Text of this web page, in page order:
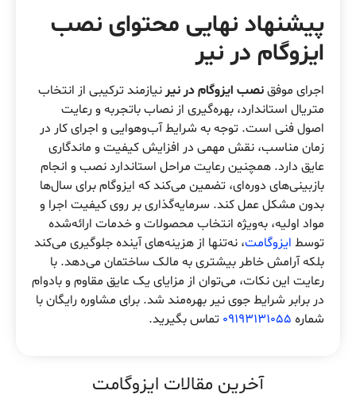
پیشنهاد نهایی محتوای نصب
ایزوگام در نیر
اجرای موفقنصب ایزوگام در نیر نیازمند ترکیبی از انتخاب
متریال استاندارد، بهره‌گیری از نصاب باتجربه و رعایت
اصول فنی است. توجه به شرایط آب‌وهوایی و اجرای کار در
زمان مناسب، نقش مهمی در افزایش کیفیت و ماندگاری
عایق دارد. همچنین رعایت مراحل استاندارد نصب و انجام
بازبینی‌های دوره‌ای، تضمین می‌کند که ایزوگام برای سال‌ها
بدون مشکل عمل کند. سرمایه‌گذاری بر روی کیفیت اجرا و
مواد اولیه، به‌ویژه انتخاب محصولات و خدمات ارائه‌شده
توسط ایزوگامت، نه‌تنها از هزینه‌های آینده جلوگیری می‌کند
بلکه آرامش خاطر بیشتری به مالک ساختمان می‌دهد. با
رعایت این نکات، می‌توان از مزایای یک عایق مقاوم و بادوام
در برابر شرایط جوی نیر بهره‌مند شد. برای مشاوره رایگان با
شماره 09193131055 تماس بگیرید.
آخرین مقالات ایزوگامت